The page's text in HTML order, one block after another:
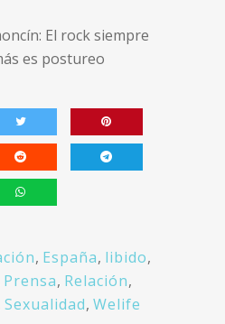
El rock siempre
es postureo
, España, libido,
Prensa, Relación,
Sexualidad, Welife